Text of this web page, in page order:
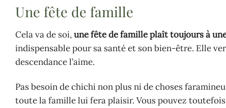
Une fête de famille
Cela va de soi,une fête de famille plaît toujours à
indispensable pour sa santé et son bien-être. Elle
descendance l’aime.
Pas besoin de chichi non plus ni de choses
toute la famille lui fera plaisir. Vous pouvez